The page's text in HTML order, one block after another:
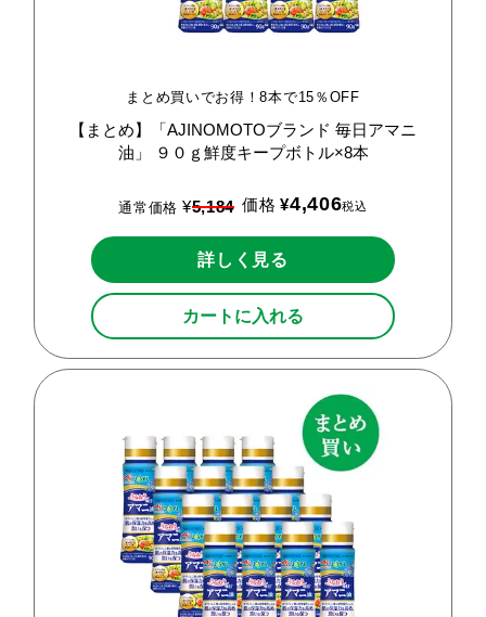
まとめ買いでお得！8本で15％OFF
【まとめ】「AJINOMOTOブランド 毎日アマニ
油」
９０ｇ鮮度キープボトル×8本
通常価格 ¥5,184 価格 ¥4,406税込
詳しく見る
カートに入れる